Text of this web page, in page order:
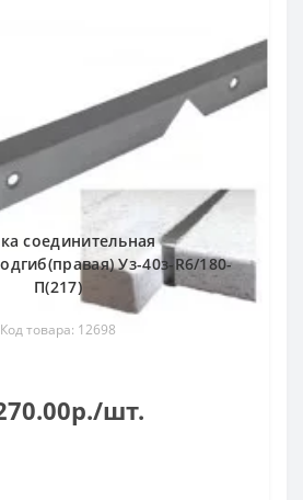
соединительная
Уз-40з-R6/180-
П(217)
Код товара: 12698
шт.